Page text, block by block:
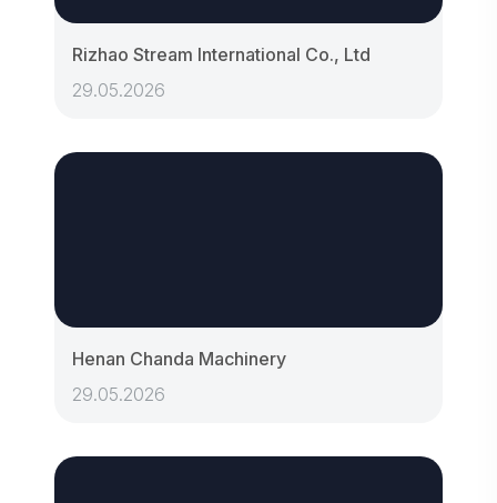
Rizhao Stream International Co., Ltd
29.05.2026
Henan Chanda Machinery
29.05.2026